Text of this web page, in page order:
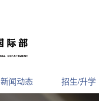
新闻动态 招生/升学